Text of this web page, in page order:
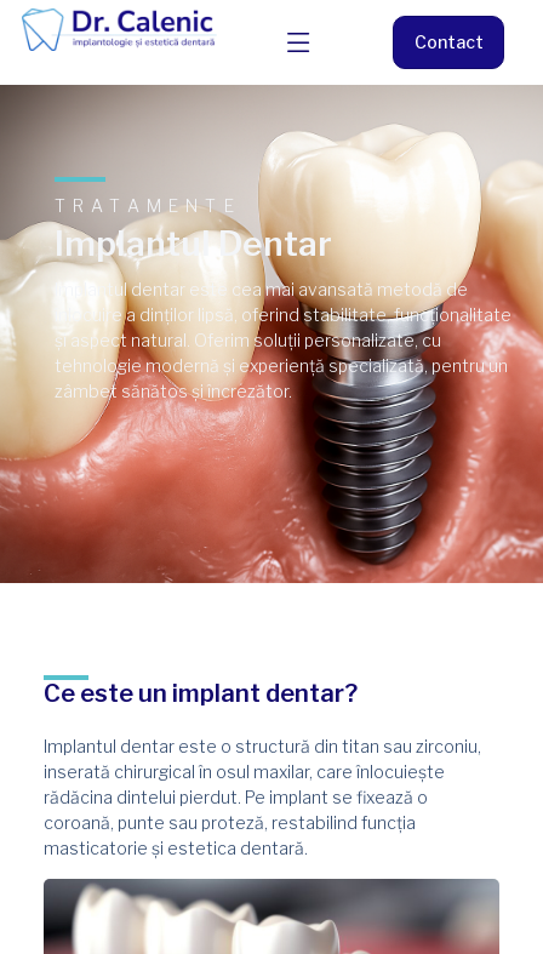
Contact
TRATAMENTE
Implantul Dentar
Implantul dentar este cea mai avansată metodă de
înlocuire a dinților lipsă, oferind stabilitate, funcționalitate
și aspect natural. Oferim soluții personalizate, cu
tehnologie modernă și experiență specializată, pentru un
zâmbet sănătos și încrezător.
Ce este un implant dentar?​
Implantul dentar este o structură din titan sau zirconiu,
inserată chirurgical în osul maxilar, care înlocuiește
rădăcina dintelui pierdut. Pe implant se fixează o
coroană, punte sau proteză, restabilind funcția
masticatorie și estetica dentară.